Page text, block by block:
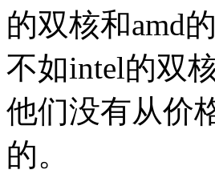
的双核和amd
不如intel的双
他们没有从价
的。